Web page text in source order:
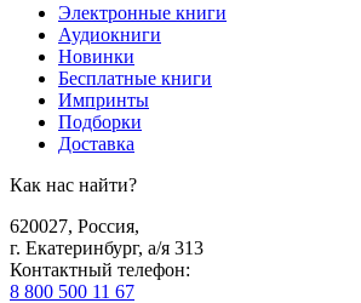
Электронные книги
Аудиокниги
Новинки
Бесплатные книги
Импринты
Подборки
Доставка
Как нас найти?
620027, Россия,
г. Екатеринбург, а/я 313
Контактный телефон:
8 800 500 11 67